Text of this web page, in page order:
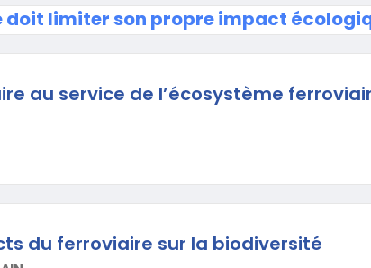
doit limiter son propre impact
au service de l’écosystème
du ferroviaire sur la biodiversité